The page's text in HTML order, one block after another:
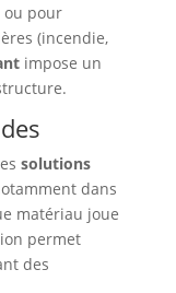
ou pour
(incendie,
impose un
solutions
dans
matériau joue
permet
des